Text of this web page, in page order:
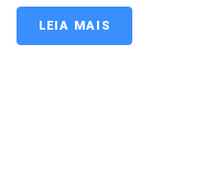
LEIA MAIS